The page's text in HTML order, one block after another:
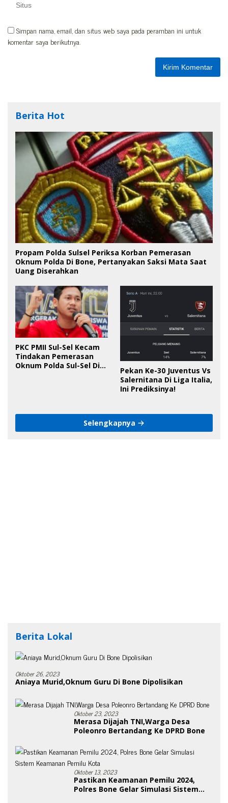
Simpan nama, email, dan situs web saya pada peramban ini untuk
komentar saya berikutnya.
Berita Hot
Propam Polda Sulsel Periksa Korban Pemerasan
Oknum Polda Di Bone, Pertanyakan Saksi Mata Saat
Uang Diserahkan
PKC PMII Sul-Sel Kecam
Tindakan Pemerasan
Oknum Polda Sul-Sel Di
Pekan Ke-30 Juventus Vs
Salernitana Di Liga Italia,
Ini Prediksinya!
Selengkapnya
Berita Lokal
Oktober 26, 2023
Aniaya Murid,Oknum Guru Di Bone Dipolisikan
Oktober 23, 2023
Merasa Dijajah TNI,Warga Desa
Poleonro Bertandang Ke DPRD Bone
Oktober 13, 2023
Pastikan Keamanan Pemilu 2024,
Polres Bone Gelar Simulasi Sistem